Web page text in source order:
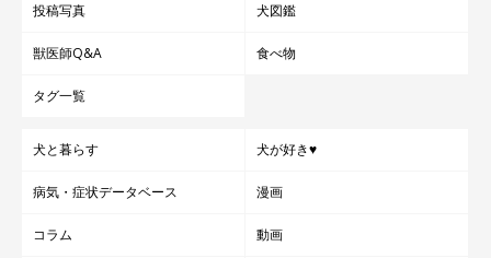
投稿写真 犬図鑑
獣医師Q&A 食べ物
タグ一覧
犬と暮らす 犬が好き♥
病気・症状データベース 漫画
コラム 動画